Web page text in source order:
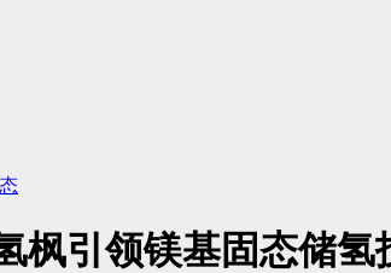
枫引领镁基固态储氢